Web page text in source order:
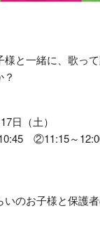
と一緒に、歌っ
日（土）
②11:15～
いのお子様と保護